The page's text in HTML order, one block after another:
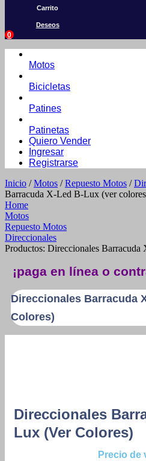
Carrito
Deseos
0
Motos
Bicicletas
Patines
Patinetas
Quiero Vender
Ingresar
Registrarse
Inicio /Motos /Repuesto Motos /
Barracuda X-Led B-Lux (ver
Home
Motos
Repuesto Motos
Direccionales
Productos: Direccionales
¡paga en línea o
Direccionales Barracuda
Colores)
Direccionales
Lux (ver Colores)
Precio de